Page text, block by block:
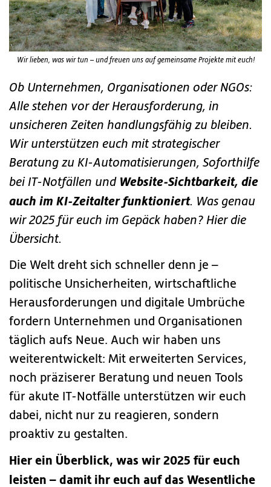
Wir lieben, was wir tun – und freuen uns auf gemeinsame Projekte mit euch!
Ob Unternehmen, Organisationen oder NGOs:
Alle stehen vor der Herausforderung, in
unsicheren Zeiten handlungsfähig zu bleiben.
Wir unterstützen euch mit strategischer
Beratung zu KI-Automatisierungen, Soforthilfe
bei IT-Notfällen und Website-Sichtbarkeit, die
auch im KI-Zeitalter funktioniert. Was genau
wir 2025 für euch im Gepäck haben? Hier die
Übersicht.
Die Welt dreht sich schneller denn je –
politische Unsicherheiten, wirtschaftliche
Herausforderungen und digitale Umbrüche
fordern Unternehmen und Organisationen
täglich aufs Neue. Auch wir haben uns
weiterentwickelt: Mit erweiterten Services,
noch präziserer Beratung und neuen Tools
für akute IT-Notfälle unterstützen wir euch
dabei, nicht nur zu reagieren, sondern
proaktiv zu gestalten.
Hier ein Überblick, was wir 2025 für euch
leisten – damit ihr euch auf das Wesentliche